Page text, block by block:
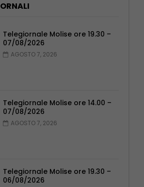
Telegiornale Molise ore 19.30 –
07/08/2026
AGOSTO 7, 2026
Telegiornale Molise ore 14.00 –
07/08/2026
AGOSTO 7, 2026
Telegiornale Molise ore 19.30 –
06/08/2026